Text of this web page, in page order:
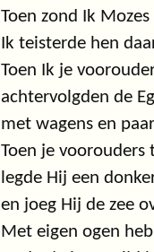
Toen zond Ik
Ik teisterde hen
Toen Ik je
achtervolgden de
met wagens en
Toen je voorouders
legde Hij een
en joeg Hij de zee
Met eigen ogen